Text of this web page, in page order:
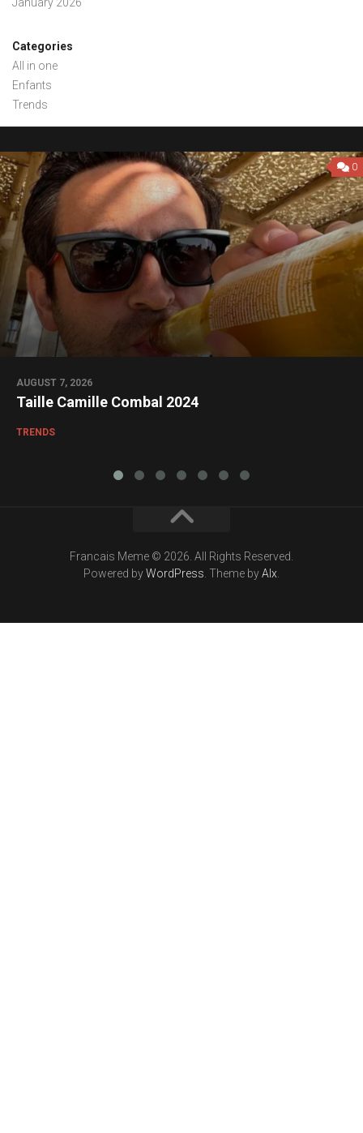
Categories
All in one
Enfants
Trends
0
AUGUST 7, 2026
Taille Camille Combal 2024
TRENDS
Francais Meme © 2026. All Rights Reserved.
Powered byWordPress . Theme byAlx